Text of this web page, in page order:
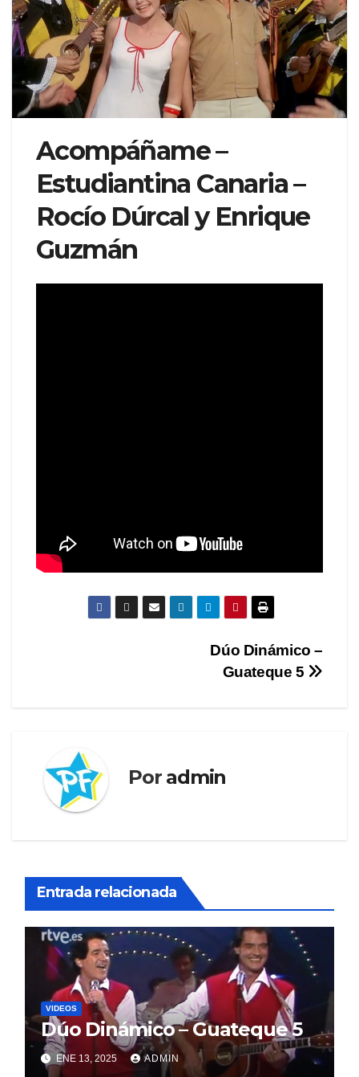
Acompáñame –
Estudiantina Canaria –
Rocío Dúrcal y Enrique
Guzmán
Dúo Dinámico –
Guateque 5
Por admin
Entrada relacionada
VIDEOS
Dúo Dinámico – Guateque 5
ENE 13, 2025 ADMIN